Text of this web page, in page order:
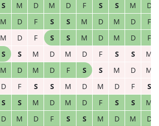
S M D M D F S S M
D
M D F S S M D M D
F
M D F S S M D M D
F
S S M D M D F S S
M
M D M D F S S M D
M
D F S S M D M D F
S
S S M D M D F S S
M
D M D F S S M D M
D